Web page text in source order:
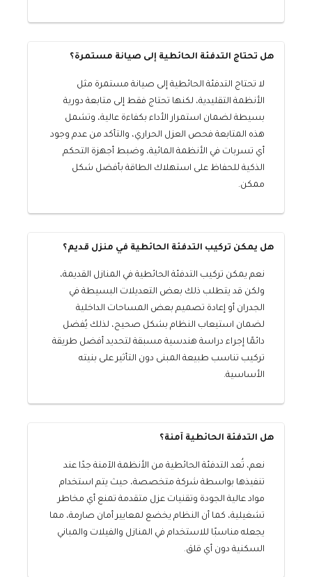
هل تحتاج التدفئة الحائطية إلى صيانة مستمرة؟
لا تحتاج التدفئة الحائطية إلى صيانة مستمرة مثل
الأنظمة التقليدية، لكنها تحتاج فقط إلى متابعة دورية
بسيطة لضمان استمرار الأداء بكفاءة عالية، وتشمل
هذه المتابعة فحص العزل الحراري، والتأكد من عدم وجود
أي تسربات في الأنظمة المائية، وضبط أجهزة التحكم
الذكية للحفاظ على استهلاك الطاقة بأفضل شكل
ممكن.
هل يمكن تركيب التدفئة الحائطية في منزل قديم؟
نعم يمكن تركيب التدفئة الحائطية في المنازل القديمة،
ولكن قد يتطلب ذلك بعض التعديلات البسيطة في
الجدران أو إعادة تصميم بعض المساحات الداخلية
لضمان استيعاب النظام بشكل صحيح، لذلك يُفضل
دائمًا إجراء دراسة هندسية مسبقة لتحديد أفضل طريقة
تركيب تناسب طبيعة المبنى دون التأثير على بنيته
الأساسية.
هل التدفئة الحائطية آمنة؟
نعم، تُعد التدفئة الحائطية من الأنظمة الآمنة جدًا عند
تنفيذها بواسطة شركة متخصصة، حيث يتم استخدام
مواد عالية الجودة وتقنيات عزل متقدمة تمنع أي مخاطر
تشغيلية، كما أن النظام يخضع لمعايير أمان صارمة، مما
يجعله مناسبًا للاستخدام في المنازل والفيلات والمباني
السكنية دون أي قلق.